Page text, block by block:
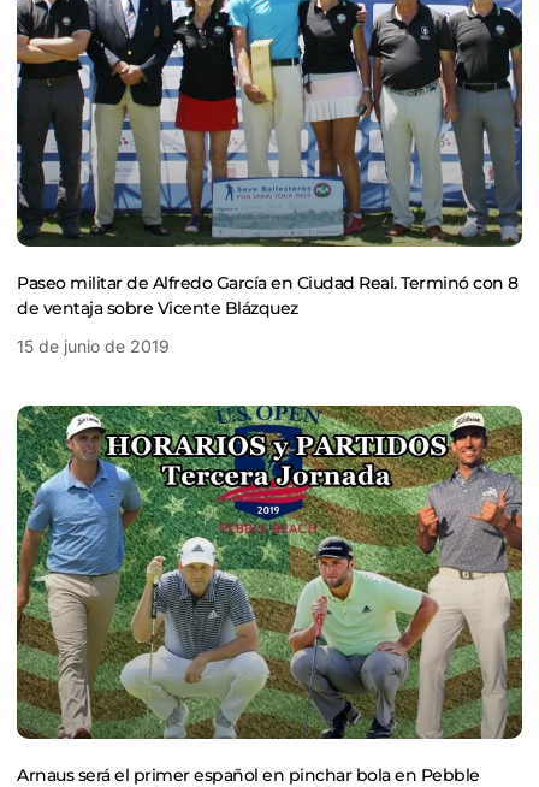
Paseo militar de Alfredo García en Ciudad Real. Terminó con 8
de ventaja sobre Vicente Blázquez
15 de junio de 2019
Arnaus será el primer español en pinchar bola en Pebble